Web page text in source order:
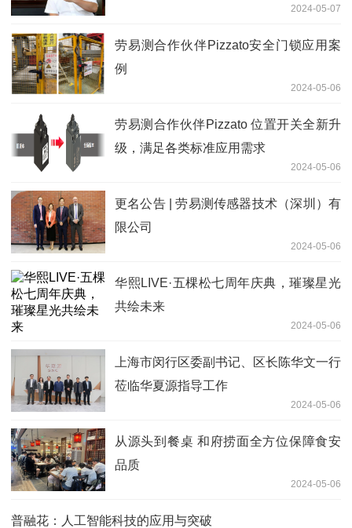
2024-05-07
劳易测合作伙伴Pizzato安全门锁应用案
例
2024-05-06
劳易测合作伙伴Pizzato 位置开关全新升
级，满足各类标准应用需求
2024-05-06
更名公告 | 劳易测传感器技术（深圳）有
限公司
2024-05-06
华熙LIVE·五棵松七周年庆典，璀璨星光
共绘未来
2024-05-06
上海市闵行区委副书记、区长陈华文一行
莅临华夏源指导工作
2024-05-06
从源头到餐桌 和府捞面全方位保障食安
品质
2024-05-06
普融花：人工智能科技的应用与突破